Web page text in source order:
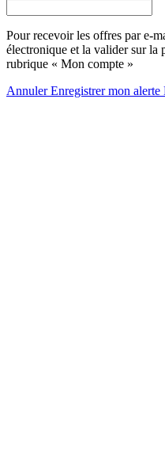
Pour recevoir les offres par e-
électronique et la valider sur la
rubrique « Mon compte »
AnnulerEnregistrer mon alerte